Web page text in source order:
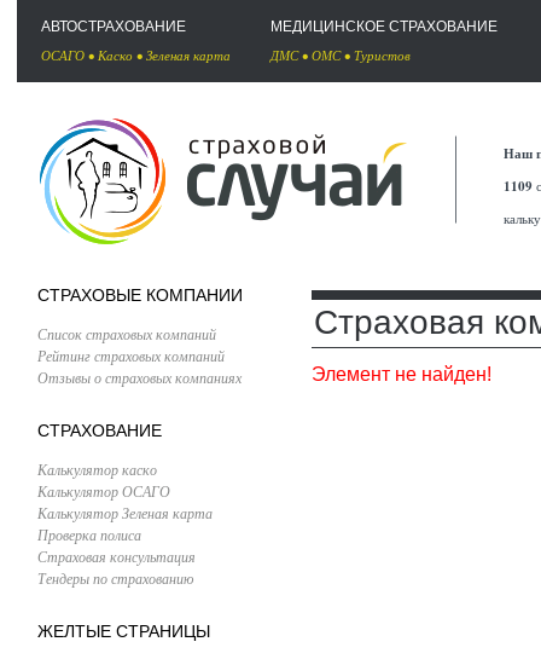
АВТОСТРАХОВАНИЕ
ОСАГО • Каско • Зеленая карта
МЕДИЦИНСКОЕ СТРАХОВАНИЕ
ДМС• ОМС• Туристов
Наш
1109
СТРАХОВЫЕ КОМПАНИИ
Список страховых компаний
Рейтинг страховых компаний
Отзывы о страховых компаниях
СТРАХОВАНИЕ
Калькулятор каско
Калькулятор ОСАГО
Калькулятор Зеленая карта
Проверка полиса
Страховая консультация
Тендеры по страхованию
ЖЕЛТЫЕ СТРАНИЦЫ
Страховая
Элемент не найден!